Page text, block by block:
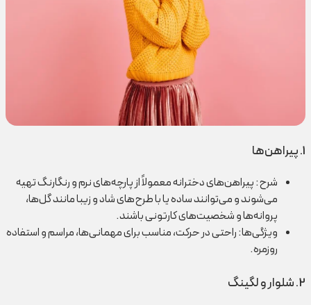
1. پیراهن‌ها
شرح: پیراهن‌های دخترانه معمولاً از پارچه‌های نرم و رنگارنگ تهیه
می‌شوند و می‌توانند ساده یا با طرح‌های شاد و زیبا مانند گل‌ها،
پروانه‌ها و شخصیت‌های کارتونی باشند.
ویژگی‌ها: راحتی در حرکت، مناسب برای مهمانی‌ها، مراسم و استفاده
روزمره.
2. شلوار و لگینگ